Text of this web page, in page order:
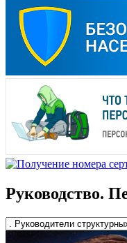
Руководство.